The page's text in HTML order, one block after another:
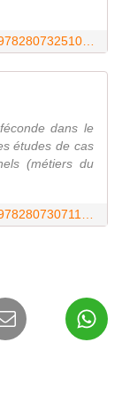
dans le
études de cas
(métiers du